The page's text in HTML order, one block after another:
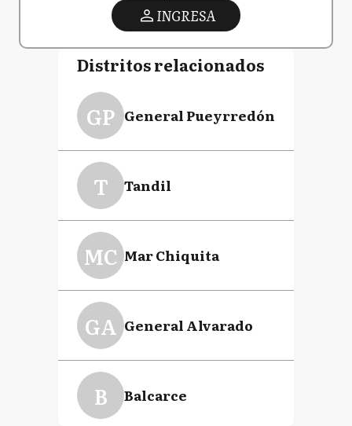
INGRESA
Distritos relacionados
GP General Pueyrredón
T Tandil
MC Mar Chiquita
GA General Alvarado
B Balcarce